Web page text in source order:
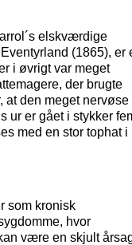
elskværdige
(1865), er
i øvrigt var meget
der brugte
at den meget nervøse
ur er gået i stykker
med en stor tophat i
som kronisk
hvor
være en skjult